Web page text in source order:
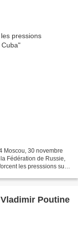
Moscou, 30 novembre
Fédération de Russie,
les presssions sur
Poutine